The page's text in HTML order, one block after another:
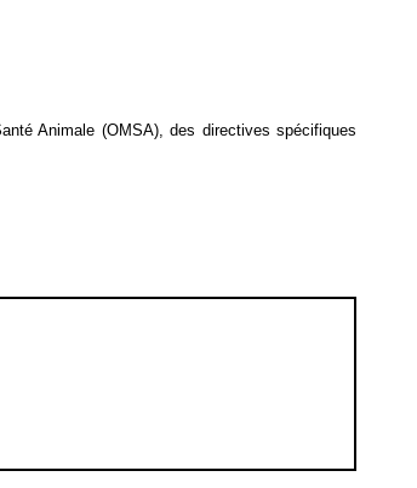
Animale (OMSA), des directives spécifiques